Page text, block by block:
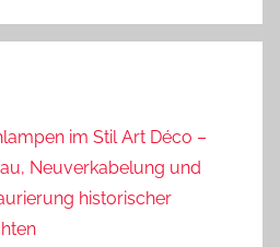
im Stil Art Déco –
Neuverkabelung und
historischer